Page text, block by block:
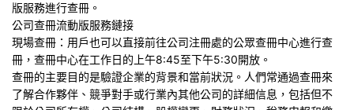
版服務進行查冊。
公司查冊流動版服務鏈接
現場查冊：用戶也可以直接前往公司注冊處的公眾查冊中心進行查
冊，查冊中心在工作日的上午8:45至下午5:30開放。
查冊的主要目的是驗證企業的背景和當前狀況。人們常通過查冊來
了解合作夥伴、競爭對手或行業內其他公司的詳細信息，包括但不